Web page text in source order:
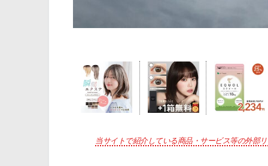
当サイトで紹介している商品・サービス等の外部